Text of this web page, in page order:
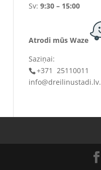
Sv:9:30 – 15:00
Atrodi mūs Waze
Saziņai:
+371 25110011
info@dreilinustadi.lv.